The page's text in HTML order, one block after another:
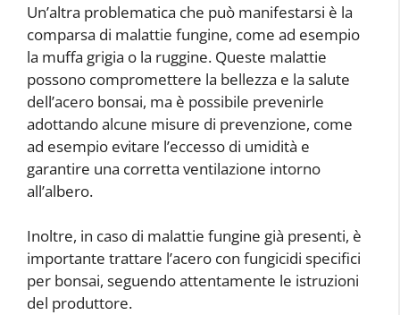
Un’altra problematica che può manifestarsi è la
comparsa di malattie fungine, come ad esempio
la muffa grigia o la ruggine. Queste malattie
possono compromettere la bellezza e la salute
dell’acero bonsai, ma è possibile prevenirle
adottando alcune misure di prevenzione, come
ad esempio evitare l’eccesso di umidità e
garantire una corretta ventilazione intorno
all’albero.
Inoltre, in caso di malattie fungine già presenti, è
importante trattare l’acero con fungicidi specifici
per bonsai, seguendo attentamente le istruzioni
del produttore.